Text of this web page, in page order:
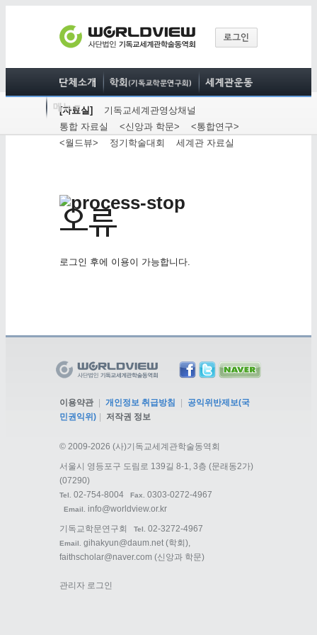
[자료실]
기독교세계관영상채널
통합 자료실
<신앙과 학문>
<통합연구>
<월드뷰>
정기학술대회 세계관 자료실
로그인 후에 이용이 가능합니다.
이용약관 개인정보 취급방침
공익위반제보(국
민권익위)
저작권 정보
© 2009-2026 (사)기독교세계관학술동역회
서울시 영등포구 도림로 139길 8-1, 3층 (문래동2가)
(07290)
Tel. 02-754-8004 Fax. 0303-0272-4967
Email.
info@worldview.or.kr
기독교학문연구회
Tel. 02-3272-4967
Email. gihakyun@daum.net (학회),
faithscholar@naver.com (신앙과 학문)
관리자 로그인